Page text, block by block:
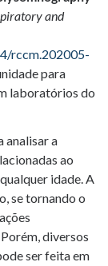
and
rccm.202005-
para
laboratórios do
analisar a
ao
idade. A
se tornando o
diversos
ser feita em